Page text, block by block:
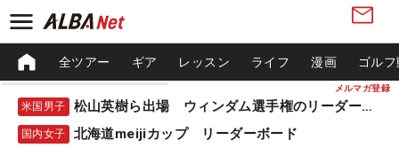
メルマガ登録
全ツアー ギア レッスン ライフ 漫画 ゴル
米国男子 松山英樹ら出場 ウィンダム選手権のリーダーボード
国内女子 北海道meijiカップ リーダーボード